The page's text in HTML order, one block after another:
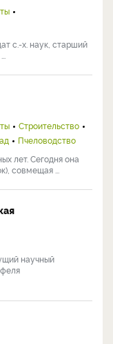
с.-х. наук, старший
Строительство
Пчеловодство
лет. Сегодня она
совмещая ...
научный